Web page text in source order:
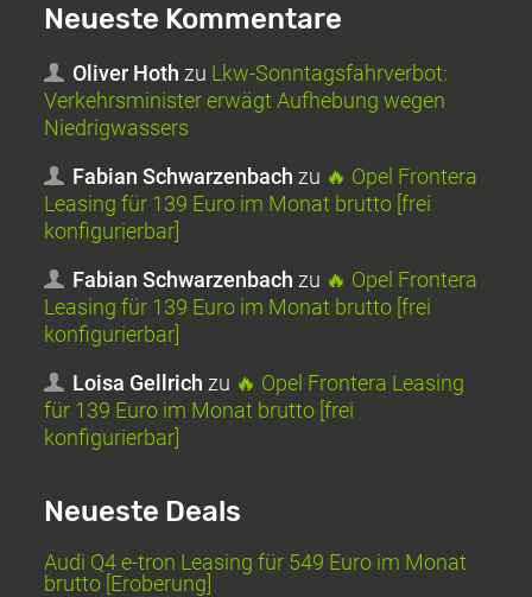
Neueste Kommentare
Oliver Hoth zu Lkw-Sonntagsfahrverbot:
Verkehrsminister erwägt Aufhebung wegen
Niedrigwassers
Fabian Schwarzenbach zu 🔥 Opel Frontera
Leasing für 139 Euro im Monat brutto [frei
konfigurierbar]
Fabian Schwarzenbach zu 🔥 Opel Frontera
Leasing für 139 Euro im Monat brutto [frei
konfigurierbar]
Loisa Gellrich zu 🔥 Opel Frontera Leasing
für 139 Euro im Monat brutto [frei
konfigurierbar]
Neueste Deals
Audi Q4 e-tron Leasing für 549 Euro im Monat
brutto [Eroberung]